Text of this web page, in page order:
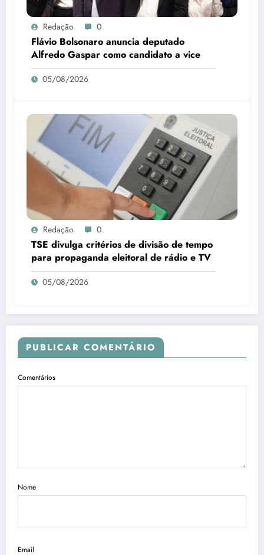
Redação 0
Flávio Bolsonaro anuncia deputado
Alfredo Gaspar como candidato a vice
05/08/2026
Redação 0
TSE divulga critérios de divisão de tempo
para propaganda eleitoral de rádio e TV
05/08/2026
PUBLICAR COMENTÁRIO
Comentários
Nome
Email